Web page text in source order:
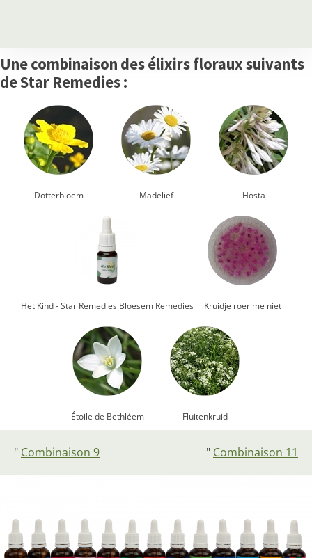
Une combinaison des élixirs floraux suivants
de Star Remedies :
Dotterbloem Madelief Hosta
Het Kind - Star Remedies Bloesem Remedies Kruidje roer me niet
Étoile de Bethléem Fluitenkruid
" Combinaison 9 " Combinaison 11